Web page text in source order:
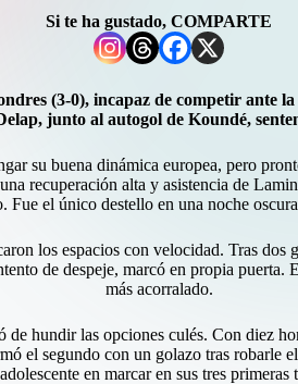
Si te ha gustado, COMPARTE
(3-0), incapaz de competir ante
junto al autogol de Koundé,
su buena dinámica europea, pero
recuperación alta y asistencia de
Fue el único destello en una noche
los espacios con velocidad. Tras
de despeje, marcó en propia
más acorralado.
hundir las opciones culés. Con diez
el segundo con un golazo tras robarle
en marcar en sus tres